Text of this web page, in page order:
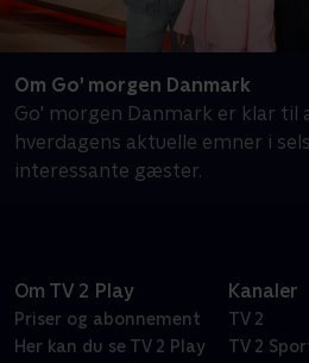
Om Go' morgen Danmark
Go' morgen Danmark er klar til
hverdagens aktuelle emner i
interessante gæster.
Om TV 2 Play
Priser og abonnement
Her kan du se TV 2 Play
Kanaler
TV 2
TV 2